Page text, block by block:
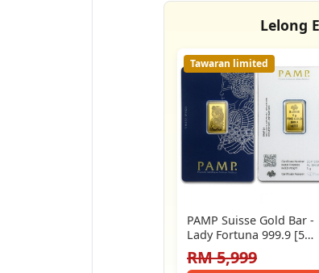
Lelong
Tawaran limited
PAMP Suisse Gold Bar -
Lady Fortuna 999.9 [5
gram] GET FREE…
RM 5,999